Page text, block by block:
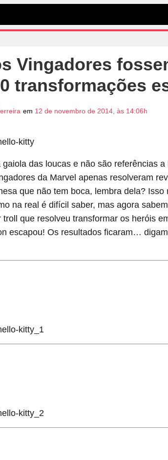
Vingadores
transformações
em 12 de novembro de 2014, às 14:06h
gaiola das loucas e não são referências
da Marvel apenas resolveram
que não tem boca, lembra dela?
na real é difícil saber, mas agora
troll que resolveu transformar os heróis
escapou! Os resultados ficaram…